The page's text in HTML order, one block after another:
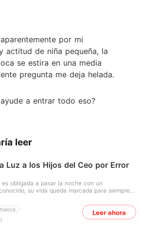
por mi
actitud de niña pequeña, la
se estira en una media
pregunta me deja helada.
a entrar todo eso?
leer
Luz a los Hijos del Ceo por Error
es obligada a pasar la noche con un
su vida queda marcada para siempre.
y, al confesarlo, su novio la abandona
mirar atrás. Sola, herida y con un bebé en
Aria se ve obligada a aceptar cualquier
Leer ahora